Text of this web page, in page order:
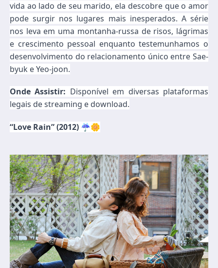
vida ao lado de seu marido, ela descobre que o amor
pode surgir nos lugares mais inesperados. A série
nos leva em uma montanha-russa de risos, lágrimas
e crescimento pessoal enquanto testemunhamos o
desenvolvimento do relacionamento único entre Sae-
byuk e Yeo-joon.
Onde Assistir: Disponível em diversas plataformas
legais de streaming e download.
“Love Rain” (2012) ☔🌼